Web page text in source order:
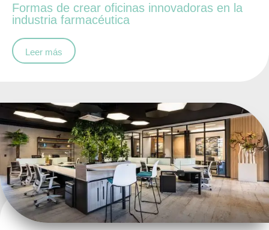
Formas de crear oficinas innovadoras en la
industria farmacéutica
Leer más